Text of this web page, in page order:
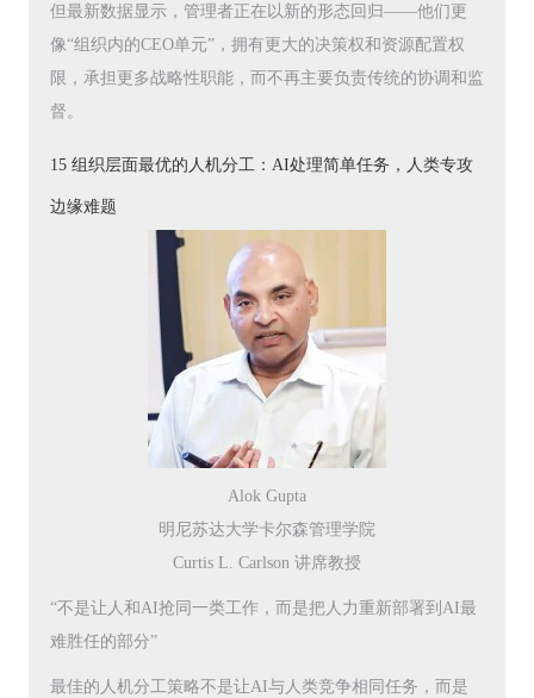
但最新数据显示，管理者正在以新的形态回归——他们更
像“组织内的CEO单元”，拥有更大的决策权和资源配置权
限，承担更多战略性职能，而不再主要负责传统的协调和监
督。
15 组织层面最优的人机分工：AI处理简单任务，人类专攻
边缘难题
Alok Gupta
明尼苏达大学卡尔森管理学院
Curtis L. Carlson 讲席教授
“不是让人和AI抢同一类工作，而是把人力重新部署到AI最
难胜任的部分”
最佳的人机分工策略不是让AI与人类竞争相同任务，而是